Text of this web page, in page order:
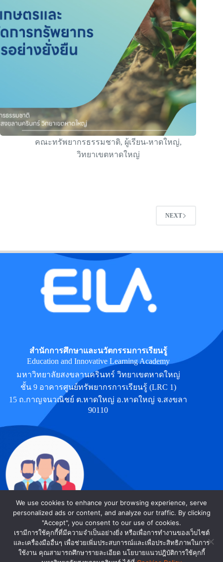
คณะทรัพยากรธรรมชาติ, ผู้เรียน-หาดใหญ่,
วิทยาเขตหาดใหญ่
NEXT
สำนักการศึกษาและนวัตกรรมการเรียนรู้
Education and Innovative Learning Academy
มหาวิทยาลัยสงขลานครินทร์ วิทยาเขตหาดใหญ่
ชั้น 9 อาคารศูนย์ทรัพยากรการเรียนรู้ (LRC 1)
15 ถ.กาญจนวณิชย์ ต.หาดใหญ่ อ.หาดใหญ่ จ.สงขลา
90110
EILA
PSU - ©
All Right
Reserved.
นโยบาย
คุกกี้
นโยบาย
คุ้มครอง
ข้อมูล
นโยบายการ
รักษาความ
มั่นคง
นโยบายเว็บไซต์
ของสำนักการ
ศึกษาและ
We use cookies to enhance your browsing experience, serve
personalized ads or content, and analyze our traffic. By clicking
"Accept", you consent to our use of cookies.
เรามีการใช้คุกกี้ที่มีความจำเป็นอย่างยิ่ง หรือเพื่อการทำงานของเว็บไซต์
และเครื่องมืออื่นๆ เพื่อช่วยเพิ่มประสบการณ์และเพื่อประสิทธิภาพในการ
ใช้งาน คุณสามารถศึกษารายละเอียด นโยบายแนวปฎิบัติการใช้คุกกี้